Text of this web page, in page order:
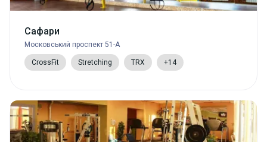
Сафари
Московський проспект 51-А
CrossFit Stretching TRX +14